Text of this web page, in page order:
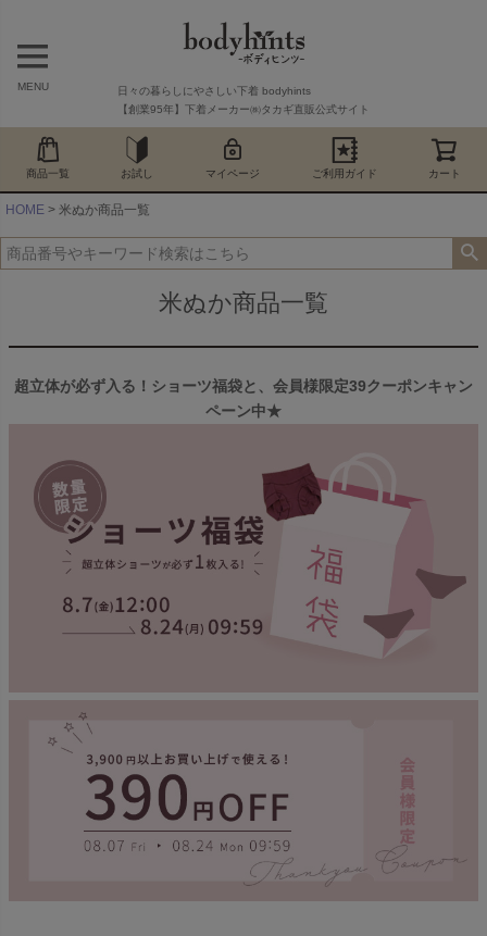
MENU
日々の暮らしにやさしい下着 bodyhints
【創業95年】下着メーカー㈱タカギ直販公式サイト
商品一覧 お試し マイページ ご利用ガイド カート
HOME 米ぬか商品一覧
米ぬか商品一覧
超立体が必ず入る！ショーツ福袋と、会員様限定39クーポンキャン
ペーン中★